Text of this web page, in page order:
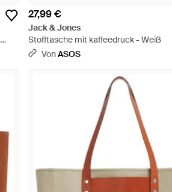
27,99 €
Jack & Jones
Stofftasche mit kaffeedruck - Weiß
VonASOS